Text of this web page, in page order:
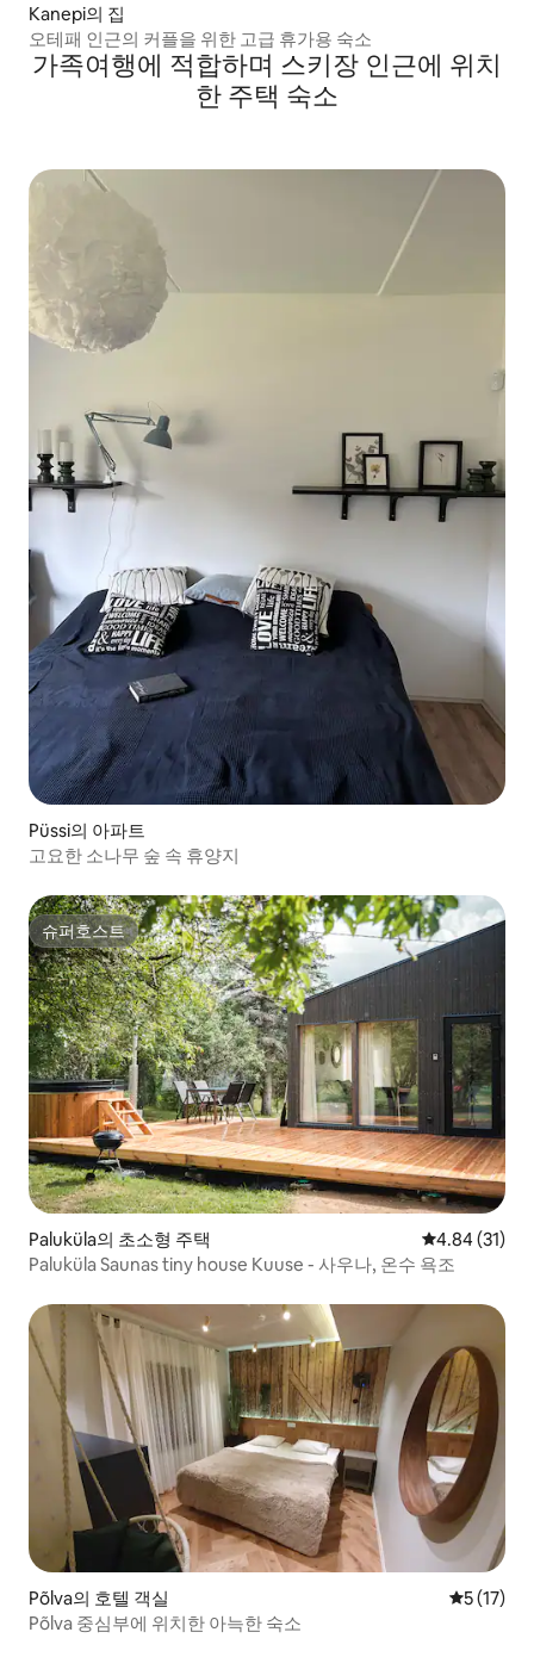
Kanepi의 집
오테패 인근의 커플을 위한 고급 휴가용 숙소
가족여행에 적합하며 스키장 인근에 위치
한 주택 숙소
Püssi의 아파트
고요한 소나무 숲 속 휴양지
슈퍼호스트
슈퍼호스트
Paluküla의 초소형 주택 평점 4.84점
4.84 (31)
Paluküla Saunas tiny house Kuuse - 사우나, 온수 욕조
Põlva의 호텔 객실 평점 5점
5 (17)
Põlva 중심부에 위치한 아늑한 숙소